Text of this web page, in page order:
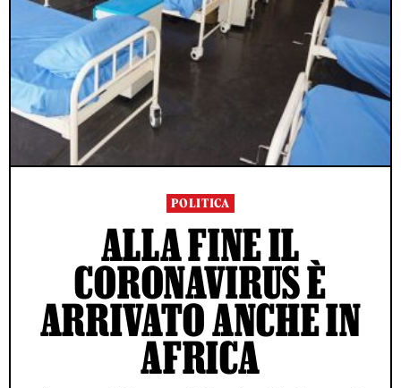
POLITICA
ALLA FINE IL
CORONAVIRUS È
ARRIVATO ANCHE IN
AFRICA